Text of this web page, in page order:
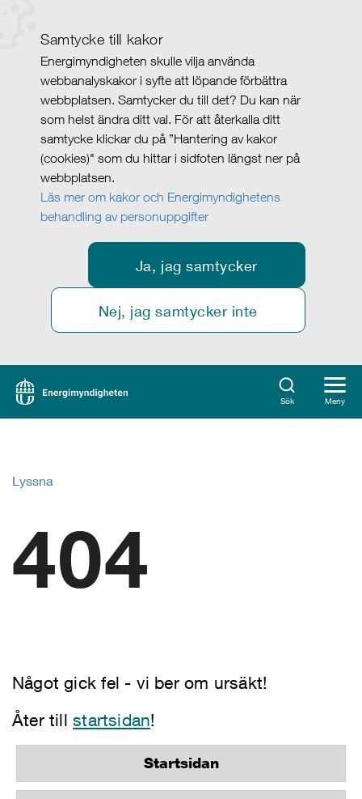
Samtycke till kakor
Energimyndigheten skulle vilja använda
webbanalyskakor i syfte att löpande förbättra
webbplatsen. Samtycker du till det? Du kan när
som helst ändra ditt val. För att återkalla ditt
samtycke klickar du på ”Hantering av kakor
(cookies)" som du hittar i sidfoten längst ner på
webbplatsen.
Läs mer om kakor och Energimyndighetens
behandling av personuppgifter
Ja, jag samtycker
Nej, jag samtycker inte
Sök Meny
Lyssna
404
Något gick fel - vi ber om ursäkt!
Åter tillstartsidan!
Startsidan